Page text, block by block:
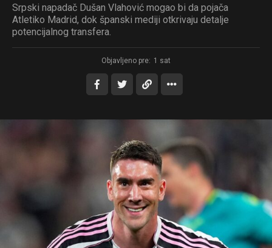
Srpski napadač Dušan Vlahović mogao bi da pojača
Atletiko Madrid, dok španski mediji otkrivaju detalje
potencijalnog transfera.
Objavljeno pre: 1 sat